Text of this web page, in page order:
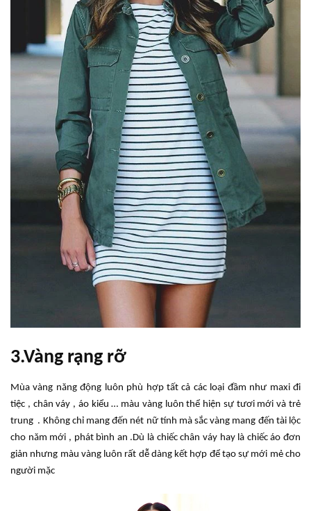
3.Vàng rạng rỡ
Mùa vàng năng động luôn phù hợp tất cả các loại đầm như maxi đi
tiệc , chân váy , áo kiểu … màu vàng luôn thể hiện sự tươi mới và trẻ
trung . Không chỉ mang đến nét nữ tính mà sắc vàng mang đến tài lộc
cho năm mới , phát bình an .Dù là chiếc chân váy hay là chiếc áo đơn
giản nhưng màu vàng luôn rất dễ dàng kết hợp để tạo sự mới mẻ cho
người mặc